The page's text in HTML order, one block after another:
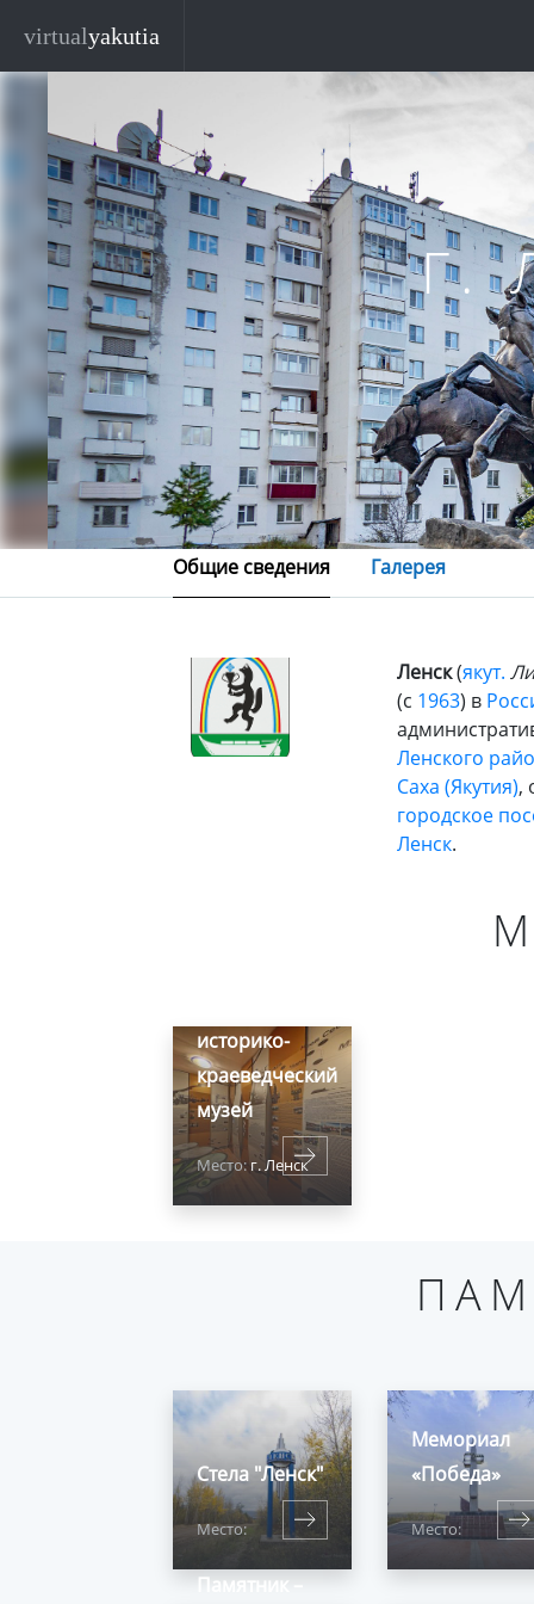
virtualyakutia
Г.
Общие сведения Галерея
Ленск(якут.
(с 1963) в
Ленского
Саха (Якутия),
городское
Ленск.
историко-
краеведческий
музей
Место:г. Ленск
Стела "Ленск"
Место:
Мемориал
«Победа»
Место:
Памятник –